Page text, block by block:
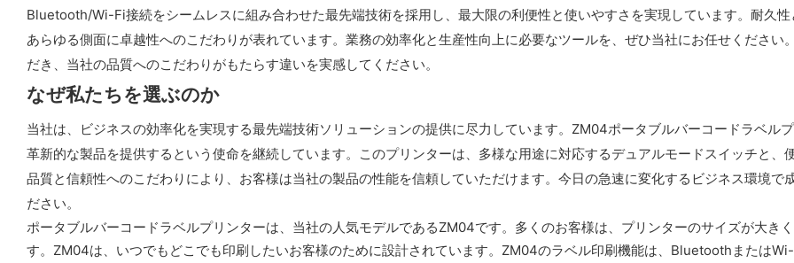
Bluetooth/Wi-Fi接続をシームレスに組み合わせた最先端技術を採用し、最大限の利便性と使いやすさを実現しています。耐久
あらゆる側面に卓越性へのこだわりが表れています。業務の効率化と生産性向上に必要なツールを、ぜひ当社にお任せくださ
だき、当社の品質へのこだわりがもたらす違いを実感してください。
なぜ私たちを選ぶのか
当社は、ビジネスの効率化を実現する最先端技術ソリューションの提供に尽力しています。ZM04ポータブルバーコードラベル
革新的な製品を提供するという使命を継続しています。このプリンターは、多様な用途に対応するデュアルモードスイッチと
品質と信頼性へのこだわりにより、お客様は当社の製品の性能を信頼していただけます。今日の急速に変化するビジネス環境で
ださい。
ポータブルバーコードラベルプリンターは、当社の人気モデルであるZM04です。多くのお客様は、プリンターのサイズが大き
す。ZM04は、いつでもどこでも印刷したいお客様のために設計されています。ZM04のラベル印刷機能は、Bluetoothまたは